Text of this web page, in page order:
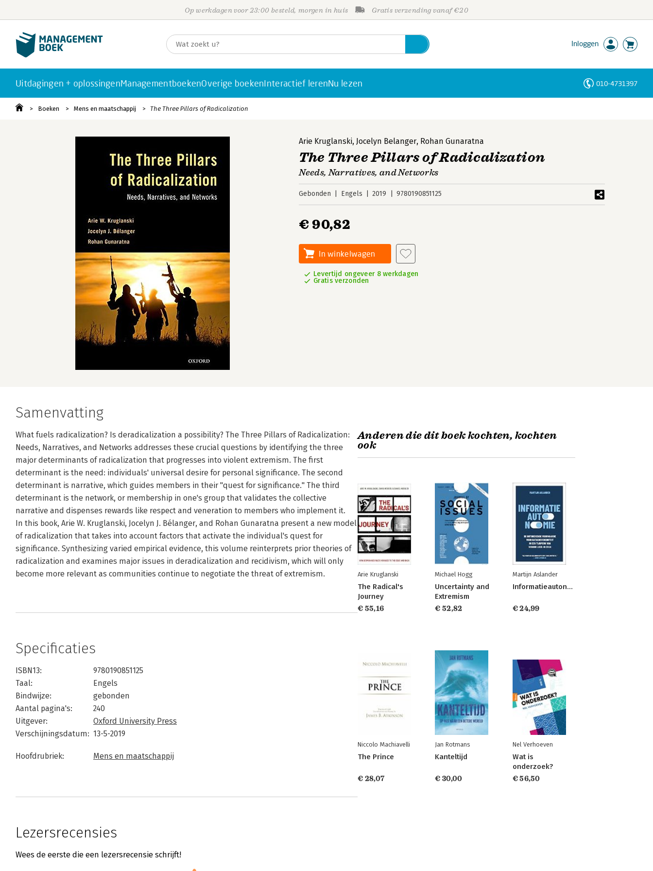
Op werkdagen voor 23:00 besteld, morgen in huis Gratis verzending vanaf €20
Inloggen
Uitdagingen + oplossingenManagementboekenOverige boekenInteractief lerenNu lezen 010-4731397
Boeken Mens en maatschappij The Three Pillars of Radicalization
Arie Kruglanski, Jocelyn Belanger, Rohan Gunaratna
The Three Pillars of Radicalization
Needs, Narratives, and Networks
Gebonden Engels 2019 9780190851125
€ 90,82
In winkelwagen
Levertijd ongeveer 8 werkdagen
Gratis verzonden
Samenvatting
What fuels radicalization? Is deradicalization a possibility? The Three Pillars of Radicalization:
Needs, Narratives, and Networks addresses these crucial questions by identifying the three
major determinants of radicalization that progresses into violent extremism. The first
determinant is the need: individuals' universal desire for personal significance. The second
determinant is narrative, which guides members in their "quest for significance." The third
determinant is the network, or membership in one's group that validates the collective
narrative and dispenses rewards like respect and veneration to members who implement it.
In this book, Arie W. Kruglanski, Jocelyn J. Bélanger, and Rohan Gunaratna present a new model
of radicalization that takes into account factors that activate the individual's quest for
significance. Synthesizing varied empirical evidence, this volume reinterprets prior theories of
radicalization and examines major issues in deradicalization and recidivism, which will only
become more relevant as communities continue to negotiate the threat of extremism.
Specificaties
ISBN13:
9780190851125
Taal:
Engels
Bindwijze:
gebonden
Aantal pagina's:
240
Uitgever:
Oxford University Press
Verschijningsdatum: 13-5-2019
Hoofdrubriek: Mens en maatschappij
Lezersrecensies
Wees de eerste die een lezersrecensie schrijft!
Anderen die dit boek kochten, kochten
ook
Arie Kruglanski
The Radical's
Journey
€ 55,16
Michael Hogg
Uncertainty and
Extremism
€ 52,82
Martijn Aslander
Informatieautonomie
€ 24,99
Niccolo Machiavelli
The Prince
€ 28,07
Jan Rotmans
Kanteltijd
€ 30,00
Nel Verhoeven
Wat is
onderzoek?
€ 56,50
Personen